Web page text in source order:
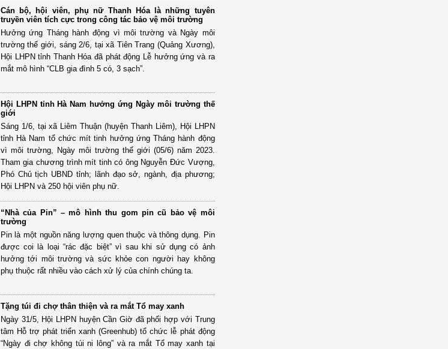
Cán bộ, hội viên, phụ nữ Thanh Hóa là những tuyên
truyền viên tích cực trong công tác bảo vệ môi trường
Hưởng ứng Tháng hành động vì môi trường và Ngày môi
trường thế giới, sáng 2/6, tại xã Tiên Trang (Quảng Xương),
Hội LHPN tỉnh Thanh Hóa đã phát động Lễ hưởng ứng và ra
mắt mô hình “CLB gia đình 5 có, 3 sạch”.
Hội LHPN tỉnh Hà Nam hưởng ứng Ngày môi trường thế
giới
Sáng 1/6, tại xã Liêm Thuận (huyện Thanh Liêm), Hội LHPN
tỉnh Hà Nam tổ chức mít tinh hưởng ứng Tháng hành động
vì môi trường, Ngày môi trường thế giới (05/6) năm 2023.
Tham gia chương trình mít tinh có ông Nguyễn Đức Vượng,
Phó Chủ tịch UBND tỉnh; lãnh đạo sở, ngành, địa phương;
Hội LHPN và 250 hội viên phụ nữ.
“Nhà của Pin” – mô hình thu gom pin cũ bảo vệ môi
trường
Pin là một nguồn năng lượng quen thuộc và thông dụng. Pin
được coi là loại “rác đặc biệt” vì sau khi sử dụng có ảnh
hưởng tới môi trường và sức khỏe con người hay không
phụ thuộc rất nhiều vào cách xử lý của chính chúng ta.
Tặng túi đi chợ thân thiện và ra mắt Tổ may xanh
Ngày 31/5, Hội LHPN huyện Cần Giờ đã phối hợp với Trung
tâm Hỗ trợ phát triển xanh (Greenhub) tổ chức lễ phát động
“Ngày đi chợ không túi ni lông” và ra mắt Tổ may xanh tại